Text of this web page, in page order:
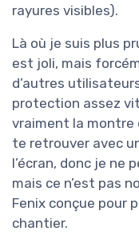
rayures visibles).
Là où je suis plus
est joli, mais
d’autres
protection assez
vraiment la montre
te retrouver avec
l’écran, donc je ne
mais ce n’est pas
Fenix conçue pour
chantier.